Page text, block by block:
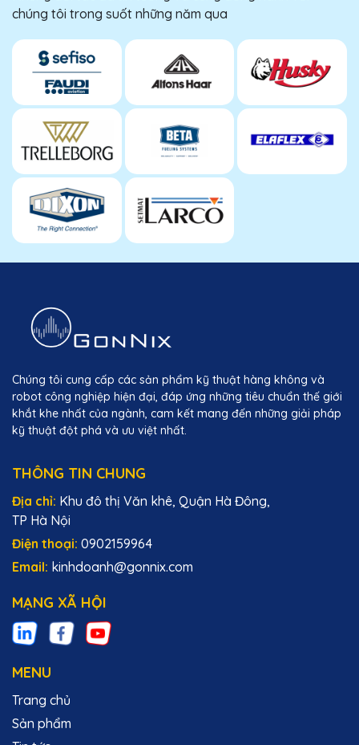
chúng tôi trong suốt những năm qua
Chúng tôi cung cấp các sản phẩm kỹ thuật hàng không và
robot công nghiệp hiện đại, đáp ứng những tiêu chuẩn thế giới
khắt khe nhất của ngành, cam kết mang đến những giải pháp
kỹ thuật đột phá và ưu việt nhất.
THÔNG TIN CHUNG
Địa chỉ: Khu đô thị Văn khê, Quận Hà Đông,
TP Hà Nội
Điện thoại: 0902159964
Email: kinhdoanh@gonnix.com
MẠNG XÃ HỘI
MENU
Trang chủ
Sản phẩm